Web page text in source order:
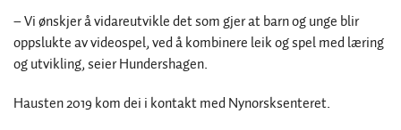
– Vi ønskjer å vidareutvikle det som gjer at barn og unge blir
oppslukte av videospel, ved å kombinere leik og spel med læring
og utvikling, seier Hundershagen.
Hausten 2019 kom dei i kontakt med Nynorsksenteret.